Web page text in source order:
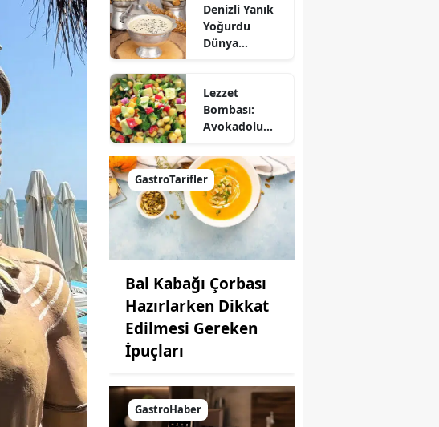
Sofralarınıza
Lezzet Katın!
Denizli Yanık
Yoğurdu
Dünya
Lezzet
Bombası:
Avokadolu
Nasıl Yapılır?
GastroTarifler
Bal Kabağı Çorbası
Hazırlarken Dikkat
Edilmesi Gereken
İpuçları
GastroHaber